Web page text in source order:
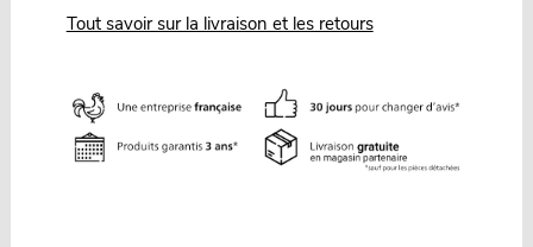
Tout savoir sur la livraison et les retours